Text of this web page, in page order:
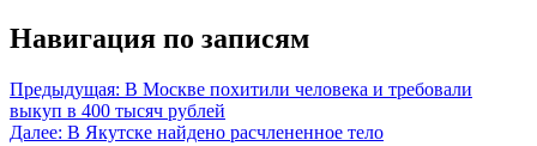
Навигация по записям
Предыдущая: В Москве похитили человека и требовали
выкуп в 400 тысяч рублей
Далее: В Якутске найдено расчлененное тело